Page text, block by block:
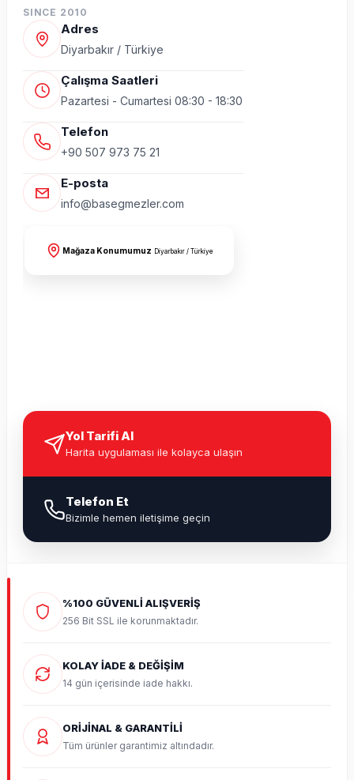
SINCE 2010
Adres
Diyarbakır / Türkiye
Çalışma Saatleri
Pazartesi - Cumartesi 08:30 - 18:30
Telefon
+90 507 973 75 21
E-posta
info@basegmezler.com
Mağaza Konumumuz Diyarbakır / Türkiye
Yol Tarifi Al
Harita uygulaması ile kolayca ulaşın
Telefon Et
Bizimle hemen iletişime geçin
%100 GÜVENLİ ALIŞVERİŞ
256 Bit SSL ile korunmaktadır.
KOLAY İADE & DEĞİŞİM
14 gün içerisinde iade hakkı.
ORİJİNAL & GARANTİLİ
Tüm ürünler garantimiz altındadır.